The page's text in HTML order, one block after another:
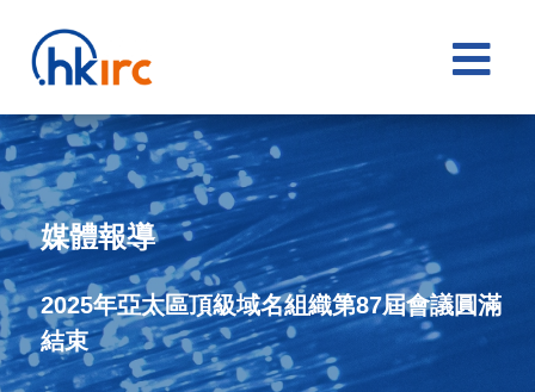

媒體報導
2025年亞太區頂級域名組織第87屆會議圓滿
結束